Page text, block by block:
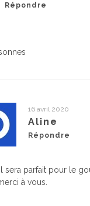
Répondre
16 avril 2020
Aline
Répondre
sera parfait pour le
à vous.